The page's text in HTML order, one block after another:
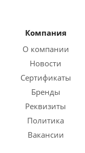
Компания
О компании
Новости
Сертификаты
Бренды
Реквизиты
Политика
Вакансии